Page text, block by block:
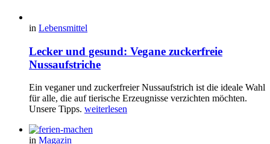
in Lebensmittel
Lecker und gesund: Vegane zuckerfreie
Nussaufstriche
Ein veganer und zuckerfreier Nussaufstrich ist die ideale Wahl
für alle, die auf tierische Erzeugnisse verzichten möchten.
Unsere Tipps. weiterlesen
in Magazin